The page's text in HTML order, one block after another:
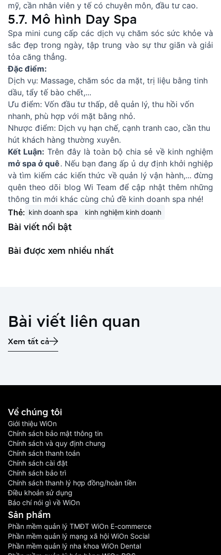
mỹ, cần nhân viên y tế có chuyên môn, đầu tư cao.
5.7. Mô hình Day Spa
Spa mini cung cấp các dịch vụ chăm sóc sức khỏe và
sắc đẹp trong ngày, tập trung vào sự thư giãn và giải
tỏa căng thẳng.
Đặc điểm:
Dịch vụ: Massage, chăm sóc da mặt, trị liệu bằng tinh
dầu, tẩy tế bào chết,...
Ưu điểm: Vốn đầu tư thấp, dễ quản lý, thu hồi vốn
nhanh, phù hợp với mặt bằng nhỏ.
Nhược điểm: Dịch vụ hạn chế, cạnh tranh cao, cần thu
hút khách hàng thường xuyên.
Kết Luận: Trên đây là toàn bộ chia sẻ về kinh nghiệm
mở spa ở quê. Nếu bạn đang ấp ủ dự định khởi nghiệp
và tìm kiếm các kiến thức về quản lý vận hành,... đừng
quên theo dõi blog Wi Team để cập nhật thêm những
thông tin mới khác cùng chủ đề kinh doanh spa nhé!
Thẻ: kinh doanh spa kinh nghiệm kinh doanh
Bài viết nổi bật
Bài được xem nhiều nhất
Bài viết liên quan
Xem tất cả
Về chúng tôi
Giới thiệu WiOn
Chính sách bảo mật thông tin
Chính sách và quy định chung
Chính sách thanh toán
Chính sách cài đặt
Chính sách bảo trì
Chính sách thanh lý hợp đồng/hoàn tiền
Điều khoản sử dụng
Báo chí nói gì về WiOn
Sản phầm
Phần mềm quản lý TMĐT WiOn E-commerce
Phần mềm quản lý mạng xã hội WiOn Social
Phần mềm quản lý nha khoa WiOn Dental